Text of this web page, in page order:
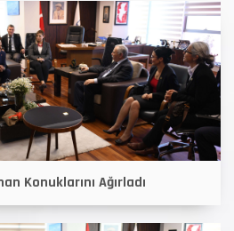
Konuklarını Ağırladı